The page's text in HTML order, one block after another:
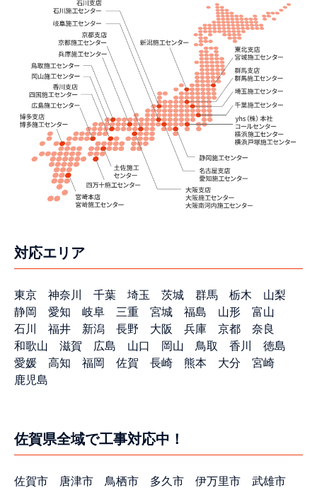
対応エリア
東京 神奈川 千葉 埼玉 茨城 群馬 栃木
山梨
静岡
愛知 岐阜 三重 宮城 福島 山形
富山
石川
福井 新潟 長野 大阪 兵庫 京都
奈良
和歌山
滋賀 広島 山口 岡山 鳥取 香川
徳島
愛媛
高知 福岡 佐賀 長崎 熊本 大分
宮崎
鹿児島
佐賀県全域で工事対応中！
佐賀市 唐津市 鳥栖市 多久市 伊万里市
武雄市